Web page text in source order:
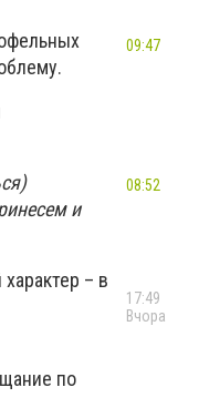
и
– в
по
09:47
08:52
17:49
Вчора